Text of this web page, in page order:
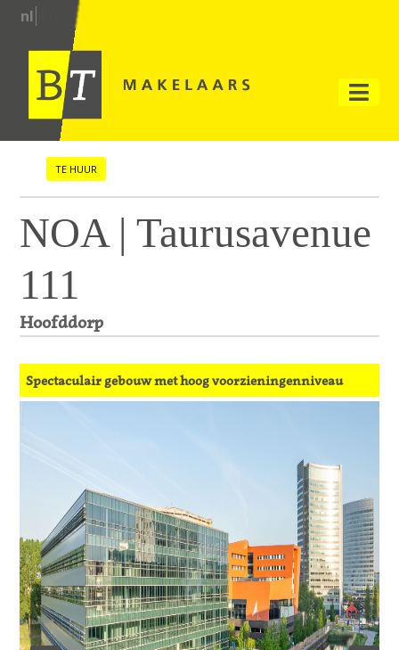
Log in
Don't have an account?Create
your account,it takes less than a
minute.
Gebruikersnaam
nl
TE HUUR
NOA | Taurusavenue
111
Hoofddorp
Spectaculair gebouw met hoog voorzieningenniveau